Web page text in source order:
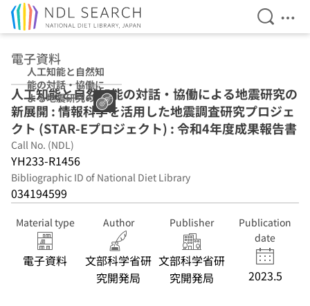
Open
電子資料
人工知能と自然知
能の対話・協働に
よる地震研究の新
展開 : 情報科学を
活用した地震調査
研究プロジェクト
(STAR-Eプロジェ
クト) : 令和4年度
成果報告書
人工知能と自然知能の対話・協働による地震研究の
新展開 : 情報科学を活用した地震調査研究プロジェ
クト (STAR-Eプロジェクト) : 令和4年度成果報告書
Call No. (NDL)
YH233-R1456
Bibliographic ID of National Diet Library
034194599
Material type
電子資料
Author
文部科学省研
究開発局
Publisher
文部科学省研
究開発局
Publication
date
2023.5